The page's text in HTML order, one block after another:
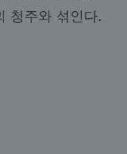
청주와 섞인다.